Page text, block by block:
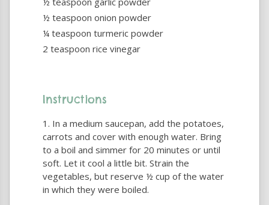
½ teaspoon onion powder
¼ teaspoon turmeric powder
2 teaspoon rice vinegar
Instructions
In a medium saucepan, add the potatoes,
carrots and cover with enough water. Bring
to a boil and simmer for 20 minutes or until
soft. Let it cool a little bit. Strain the
vegetables, but reserve ½ cup of the water
in which they were boiled.